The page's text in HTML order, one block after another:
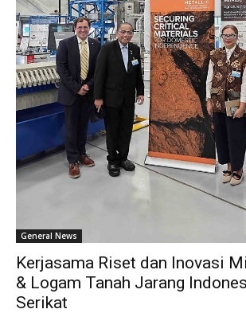
General News
Kerjasama Riset dan Inovasi
& Logam Tanah Jarang
Serikat